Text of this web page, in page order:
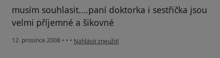
musím souhlasit....paní doktorka i sestřička jsou
velmi příjemné a šikovné
12. prosince 2008 • • • podle názoru uživatele dana
Nahlásit zneužití